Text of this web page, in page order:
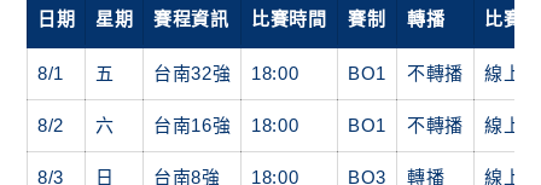
日期 星期 賽程資訊 比賽時間 賽制 轉播 比賽
8/1 五 台南32強 18:00 BO1 不轉播 線上
8/2 六 台南16強 18:00 BO1 不轉播 線上
8/3 日 台南8強 18:00 BO3 轉播 線上